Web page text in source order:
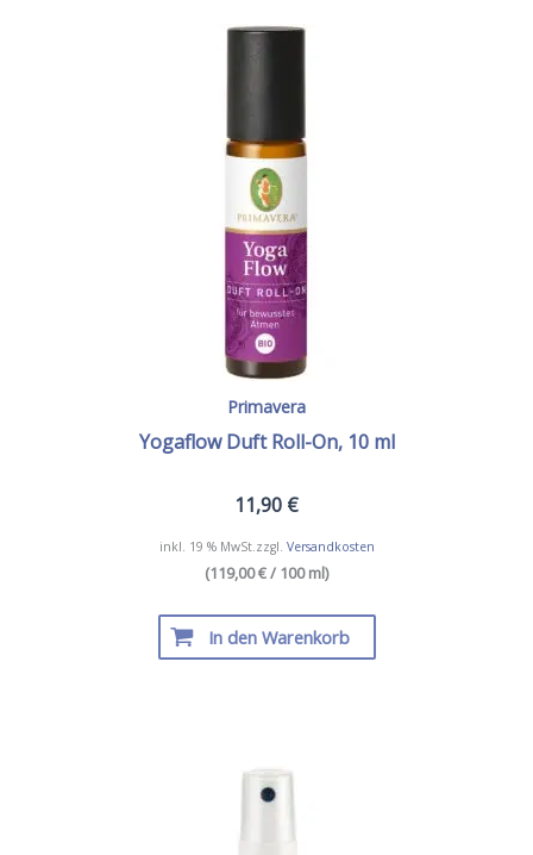
Primavera
Yogaflow Duft Roll-On, 10 ml
11,90 €
inkl. 19 % MwSt. zzgl. Versandkosten
(119,00 € / 100 ml)
In den Warenkorb